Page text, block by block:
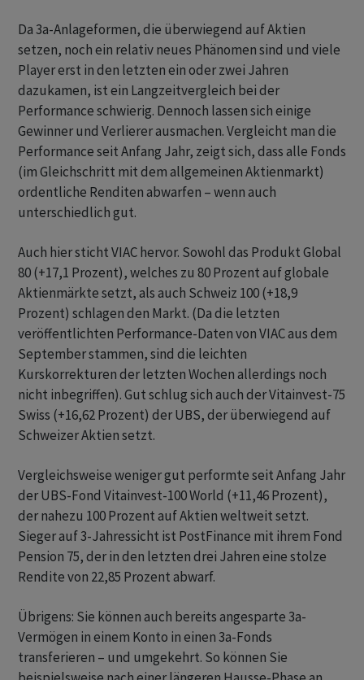
Da 3a-Anlageformen, die überwiegend auf Aktien
setzen, noch ein relativ neues Phänomen sind und viele
Player erst in den letzten ein oder zwei Jahren
dazukamen, ist ein Langzeitvergleich bei der
Performance schwierig. Dennoch lassen sich einige
Gewinner und Verlierer ausmachen. Vergleicht man die
Performance seit Anfang Jahr, zeigt sich, dass alle Fonds
(im Gleichschritt mit dem allgemeinen Aktienmarkt)
ordentliche Renditen abwarfen – wenn auch
unterschiedlich gut.
Auch hier sticht VIAC hervor. Sowohl das Produkt Global
80 (+17,1 Prozent), welches zu 80 Prozent auf globale
Aktienmärkte setzt, als auch Schweiz 100 (+18,9
Prozent) schlagen den Markt. (Da die letzten
veröffentlichten Performance-Daten von VIAC aus dem
September stammen, sind die leichten
Kurskorrekturen der letzten Wochen allerdings noch
nicht inbegriffen). Gut schlug sich auch der Vitainvest-75
Swiss (+16,62 Prozent) der UBS, der überwiegend auf
Schweizer Aktien setzt.
Vergleichsweise weniger gut performte seit Anfang Jahr
der UBS-Fond Vitainvest-100 World (+11,46 Prozent),
der nahezu 100 Prozent auf Aktien weltweit setzt.
Sieger auf 3-Jahressicht ist PostFinance mit ihrem Fond
Pension 75, der in den letzten drei Jahren eine stolze
Rendite von 22,85 Prozent abwarf.
Übrigens: Sie können auch bereits angesparte 3a-
Vermögen in einem Konto in einen 3a-Fonds
transferieren – und umgekehrt. So können Sie